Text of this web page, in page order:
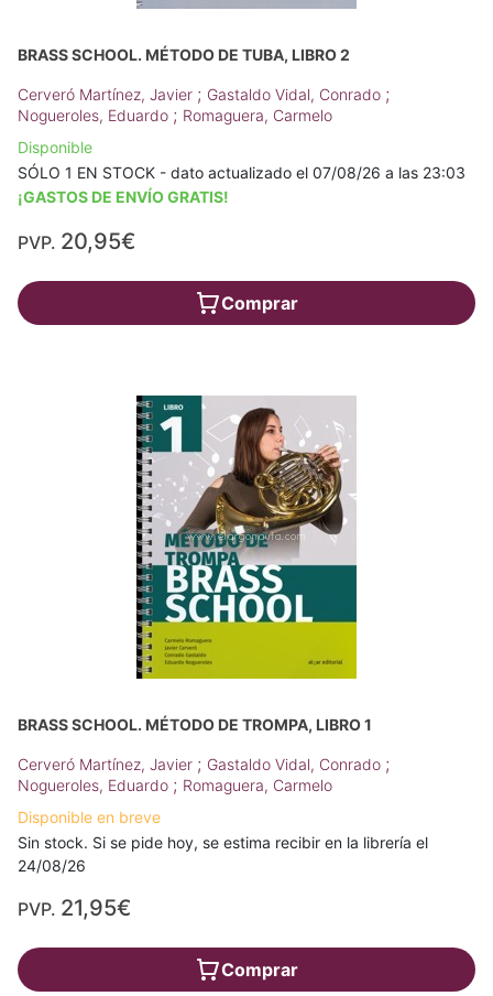
BRASS SCHOOL. MÉTODO DE TUBA, LIBRO 2
Cerveró Martínez, Javier ; Gastaldo Vidal, Conrado ;
Nogueroles, Eduardo ; Romaguera, Carmelo
Disponible
SÓLO 1 EN STOCK - dato actualizado el 07/08/26 a las 23:03
¡GASTOS DE ENVÍO GRATIS!
PVP. 20,95€
Comprar
BRASS SCHOOL. MÉTODO DE TROMPA, LIBRO 1
Cerveró Martínez, Javier ; Gastaldo Vidal, Conrado ;
Nogueroles, Eduardo ; Romaguera, Carmelo
Disponible en breve
Sin stock. Si se pide hoy, se estima recibir en la librería el
24/08/26
PVP. 21,95€
Comprar